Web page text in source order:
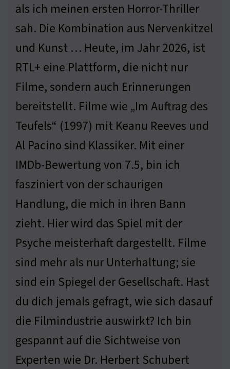
als ich meinen ersten Horror-Thriller
sah. Die Kombination aus Nervenkitzel
und Kunst … Heute, im Jahr 2026, ist
RTL+ eine Plattform, die nicht nur
Filme, sondern auch Erinnerungen
bereitstellt. Filme wie „Im Auftrag des
Teufels“ (1997) mit Keanu Reeves und
Al Pacino sind Klassiker. Mit einer
IMDb-Bewertung von 7.5, bin ich
fasziniert von der schaurigen
Handlung, die mich in ihren Bann
zieht. Hier wird das Spiel mit der
Psyche meisterhaft dargestellt. Filme
sind mehr als nur Unterhaltung; sie
sind ein Spiegel der Gesellschaft. Hast
du dich jemals gefragt, wie sich dasauf
die Filmindustrie auswirkt? Ich bin
gespannt auf die Sichtweise von
Experten wie Dr. Herbert Schubert